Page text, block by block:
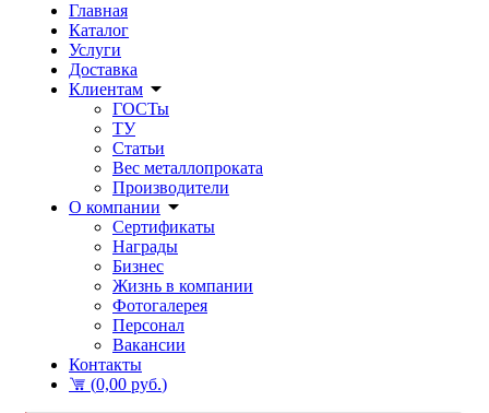
Главная
Каталог
Услуги
Доставка
Клиентам
ГОСТы
ТУ
Статьи
Вес металлопроката
Производители
О компании
Сертификаты
Награды
Бизнес
Жизнь в компании
Фотогалерея
Персонал
Вакансии
Контакты
(0,00 руб.)